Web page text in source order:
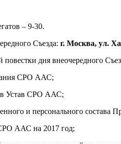
– 9-30.
Съезда: г. Москва, ул.
дня внеочередного
СРО ААС;
в Устав СРО ААС;
и персонального
ААС на 2017 год;